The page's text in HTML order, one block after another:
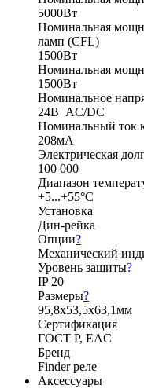
5000Вт
Номинальная
ламп (CFL)
1500Вт
Номинальная
1500Вт
Номинальное
24В AC/DC
Номинальный ток
208мА
Электрическая
100 000
Диапазон
+5...+55°C
Установка
Дин-рейка
Опции?
Механический
Уровень защиты?
IP 20
Размеры?
95,8х53,5х63,1мм
Сертификация
ГОСТ Р, EAC
Бренд
Finder реле
Аксессуары